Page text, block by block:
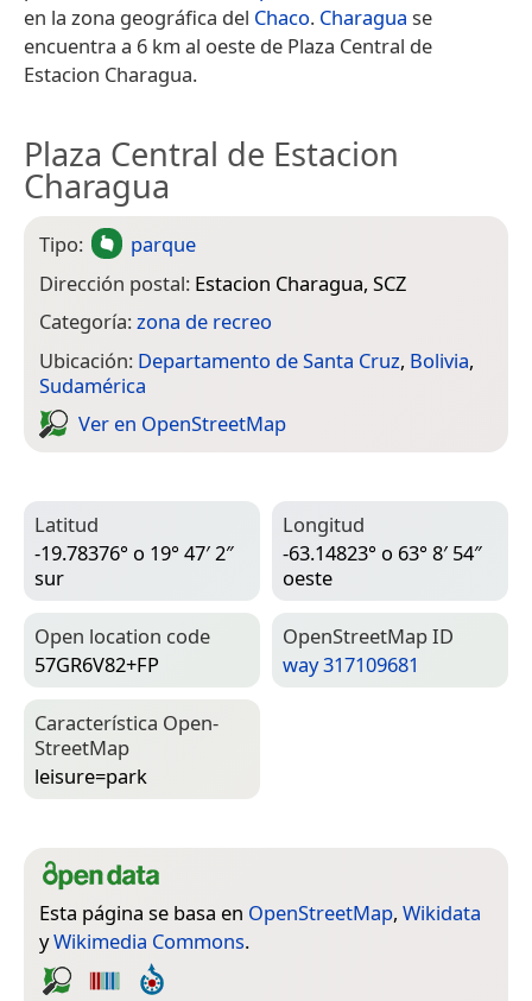
en la zona geográfica del Chaco. Charagua se
encuentra a 6 km al oeste de Plaza Central de
Estacion Charagua.
Plaza Central de Estacion
Charagua
Tipo:
parque
Dirección postal: Estacion Charagua, SCZ
Categoría:zona de recreo
Ubicación: Departamento de Santa Cruz, Bolivia,
Sudamérica
Ver en Open­Street­Map
Latitud
-19.78376° o 19° 47′ 2″
sur
Longitud
-63.14823° o 63° 8′ 54″
oeste
Open location code
57GR6V82+FP
Open­Street­Map ID
way 317109681
Característica Open­
Street­Map
leisure=­park
Esta página se basa en OpenStreetMap, Wikidata
yWikimedia Commons.